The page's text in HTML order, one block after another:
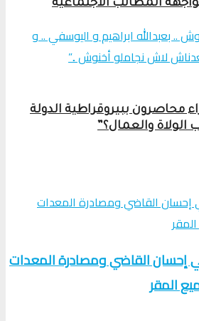
المطالب الاجتماعية
محاصرون ببيروقراطية الدولة
والعمال؟”
إحسان القاضي ومصادرة المعدات
المقر